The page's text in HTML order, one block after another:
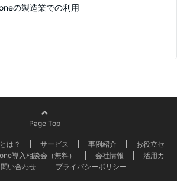
の製造業での利用
Page Top
は？ サービス 事例紹介
お役立セ
導入相談会（無料） 会社情報
活用カ
い合わせ プライバシーポリシー